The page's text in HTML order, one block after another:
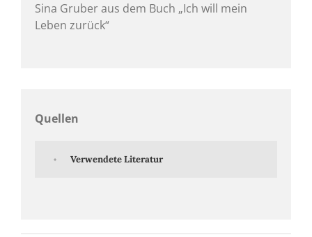
Sina Gruber aus dem Buch „Ich will mein
Leben zurück“
Quellen
Verwendete Literatur